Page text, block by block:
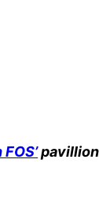
pavillion